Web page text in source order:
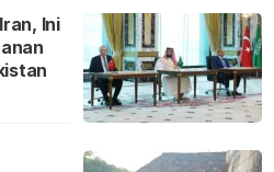
Ini